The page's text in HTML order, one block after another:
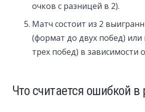
очков с разницей в 2).
Матч состоит из 2
(формат до двух побед)
трех побед) в зависимости
Что считается ошибкой